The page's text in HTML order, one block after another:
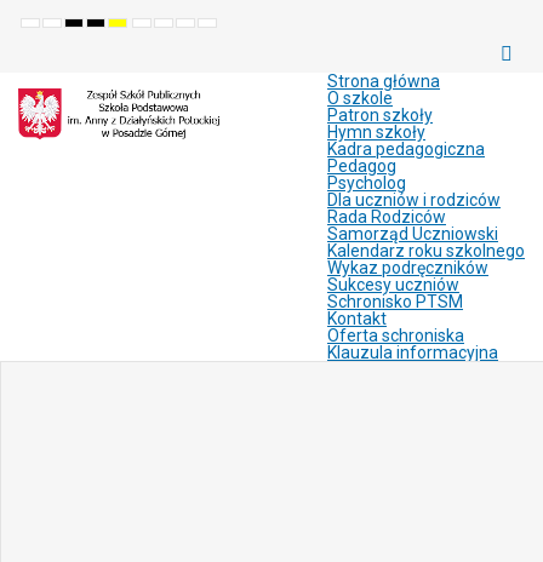
Default
NightHigh
mode
High
mode
High
mode
SetSetMake
Set
Strona główna
O szkole
Patron szkoły
Hymn szkoły
Kadra pedagogiczna
Pedagog
Psycholog
Dla uczniów i rodziców
Rada Rodziców
Samorząd Uczniowski
Kalendarz roku szkolnego
Wykaz podręczników
Sukcesy uczniów
Schronisko PTSM
Kontakt
Oferta schroniska
Klauzula informacyjna